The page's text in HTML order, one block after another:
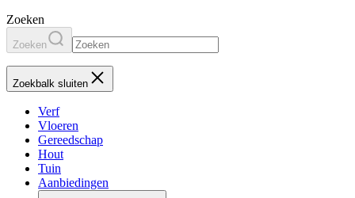
Zoeken
Zoeken
Zoekbalk sluiten
Verf
Vloeren
Gereedschap
Hout
Tuin
Aanbiedingen